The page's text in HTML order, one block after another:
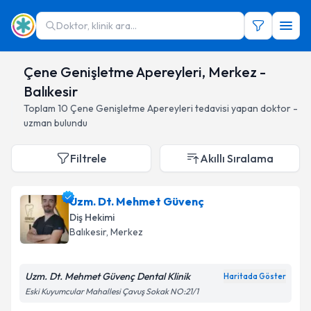
Doktor, klinik ara...
Çene Genişletme Apereyleri, Merkez -
Balıkesir
Toplam 10 Çene Genişletme Apereyleri tedavisi yapan doktor -
uzman bulundu
Filtrele Akıllı Sıralama
Uzm. Dt. Mehmet Güvenç
Diş Hekimi
Balıkesir, Merkez
Uzm. Dt. Mehmet Güvenç Dental Klinik Haritada Göster
Eski Kuyumcular Mahallesi Çavuş Sokak NO:21/1